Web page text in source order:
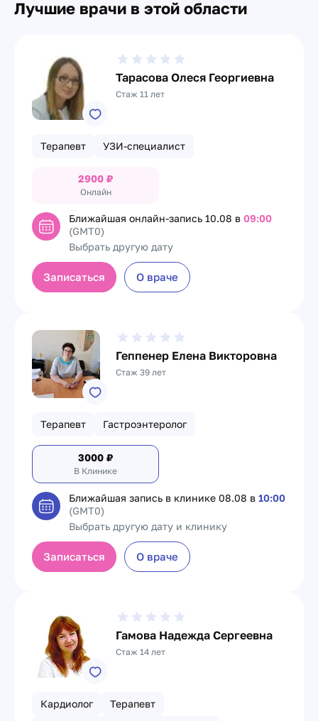
Лучшие врачи в этой области
Тарасова Олеся Георгиевна
Стаж 11 лет
Терапевт УЗИ-специалист
2900 ₽
Онлайн
Ближайшая онлайн-запись 10.08 в 09:00
(GMT0)
Выбрать другую дату
Записаться О враче
Геппенер Елена Викторовна
Стаж 39 лет
Терапевт Гастроэнтеролог
3000 ₽
В Клинике
Ближайшая запись в клинике 08.08 в 10:00
(GMT0)
Выбрать другую дату и клинику
Записаться О враче
Гамова Надежда Сергеевна
Стаж 14 лет
Кардиолог
Терапевт